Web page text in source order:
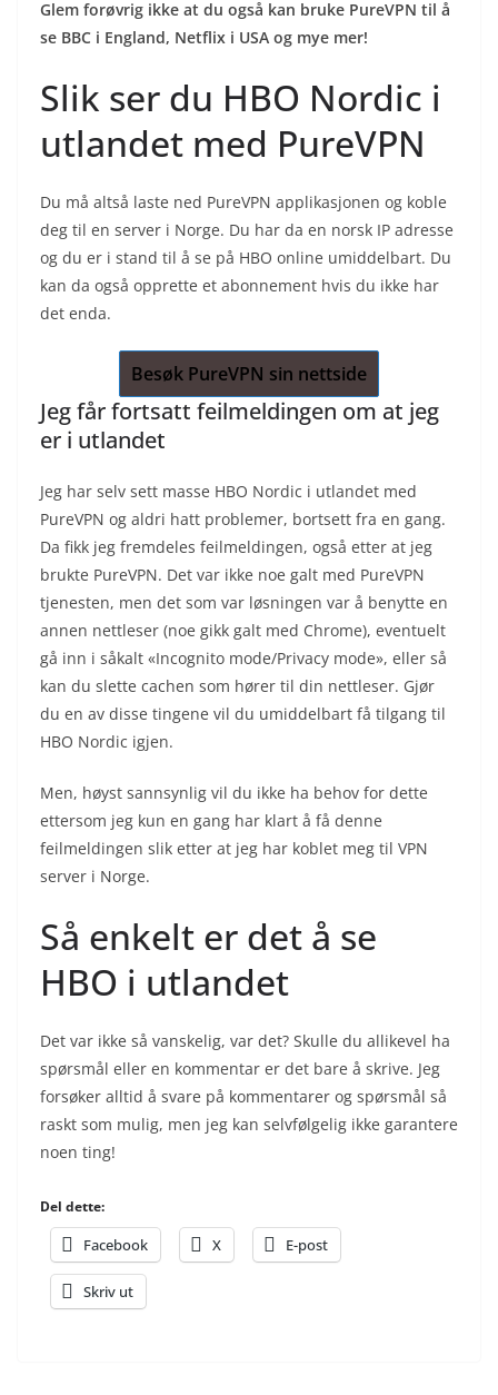
Glem forøvrig ikke at du også kan bruke PureVPN til å
se BBC i England, Netflix i USA og mye mer!
Slik ser du HBO Nordic i
utlandet med PureVPN
Du må altså laste ned PureVPN applikasjonen og koble
deg til en server i Norge. Du har da en norsk IP adresse
og du er i stand til å se på HBO online umiddelbart. Du
kan da også opprette et abonnement hvis du ikke har
det enda.
Besøk PureVPN sin nettside
Jeg får fortsatt feilmeldingen om at jeg
er i utlandet
Jeg har selv sett masse HBO Nordic i utlandet med
PureVPN og aldri hatt problemer, bortsett fra en gang.
Da fikk jeg fremdeles feilmeldingen, også etter at jeg
brukte PureVPN. Det var ikke noe galt med PureVPN
tjenesten, men det som var løsningen var å benytte en
annen nettleser (noe gikk galt med Chrome), eventuelt
gå inn i såkalt «Incognito mode/Privacy mode», eller så
kan du slette cachen som hører til din nettleser. Gjør
du en av disse tingene vil du umiddelbart få tilgang til
HBO Nordic igjen.
Men, høyst sannsynlig vil du ikke ha behov for dette
ettersom jeg kun en gang har klart å få denne
feilmeldingen slik etter at jeg har koblet meg til VPN
server i Norge.
Så enkelt er det å se
HBO i utlandet
Det var ikke så vanskelig, var det? Skulle du allikevel ha
spørsmål eller en kommentar er det bare å skrive. Jeg
forsøker alltid å svare på kommentarer og spørsmål så
raskt som mulig, men jeg kan selvfølgelig ikke garantere
noen ting!
Del dette:
Facebook X E-post
Skriv ut